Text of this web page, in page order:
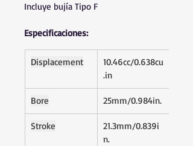
Incluye bujía Tipo F
Especificaciones:
Displacement
10.46cc/0.638cu
.in
Bore 25mm/0.984in.
Stroke
21.3mm/0.839i
n.